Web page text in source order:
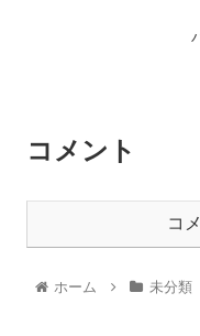
コメント
コ
ホーム 未分類